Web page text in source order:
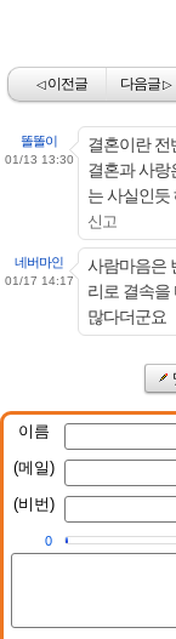
◁이전글 다음글▷
똘똘이
01/13 13:30
결혼이란 전
결혼과 사랑
는 사실인듯
신고
네버마인
01/17 14:17
사람마음은
리로 결속을
많다더군요
이름
(메일)
(비번)
0